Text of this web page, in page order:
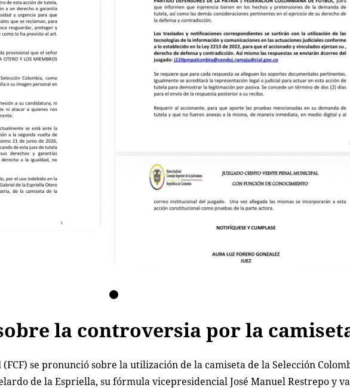
la controversia por la
se pronunció sobre la utilización de la camiseta de la Selección
de la Espriella, su fórmula vicepresidencial José Manuel Restrepo y